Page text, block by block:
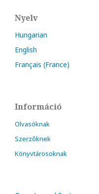
Nyelv
Hungarian
English
Français (France)
Információ
Olvasóknak
Szerzőknek
Könyvtárosoknak